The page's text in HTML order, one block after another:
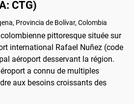
CTG)
Provincia de Bolívar, Colombia
pittoresque située sur
international Rafael Nuñez (code
aéroport desservant la région.
a connu de multiples
aux besoins croissants des